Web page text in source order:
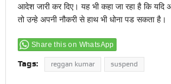
आदेश जारी कर दिए। यह भी कहा जा रहा है कि यदि
तो उन्हे अपनी नौकरी से हाथ भी धोना पड सकता है।
Share this on WhatsApp
Tags: reggan kumar suspend